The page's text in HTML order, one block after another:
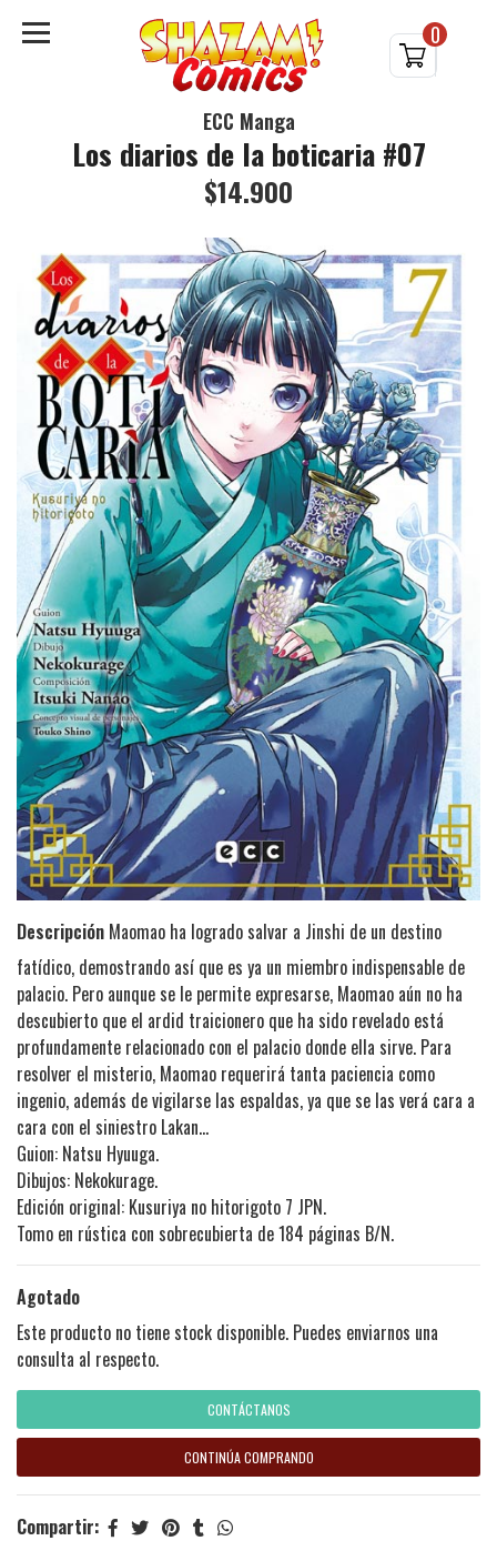
0
ECC Manga
Los diarios de la boticaria #07
$14.900
Descripción Maomao ha logrado salvar a Jinshi de un destino
fatídico, demostrando así que es ya un miembro indispensable de
palacio. Pero aunque se le permite expresarse, Maomao aún no ha
descubierto que el ardid traicionero que ha sido revelado está
profundamente relacionado con el palacio donde ella sirve. Para
resolver el misterio, Maomao requerirá tanta paciencia como
ingenio, además de vigilarse las espaldas, ya que se las verá cara a
cara con el siniestro Lakan...
Guion: Natsu Hyuuga.
Dibujos: Nekokurage.
Edición original: Kusuriya no hitorigoto 7 JPN.
Tomo en rústica con sobrecubierta de 184 páginas B/N.
Agotado
Este producto no tiene stock disponible. Puedes enviarnos una
consulta al respecto.
CONTÁCTANOS
CONTINÚA COMPRANDO
Compartir: